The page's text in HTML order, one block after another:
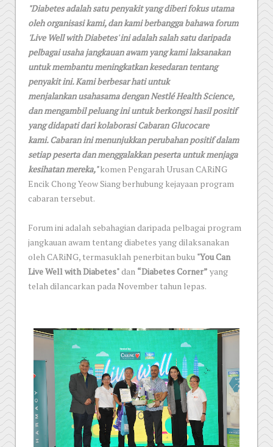
"Diabetes adalah satu penyakit yang diberi fokus utama
oleh organisasi kami, dankami berbangga bahawa forum
'Live Well with Diabetes' ini adalah salah satu daripada
pelbagai usaha jangkauan awam yang kami laksanakan
untuk membantumeningkatkan kesedaran tentang
penyakit ini. Kami berbesar hati untuk
menjalankanusahasama dengan Nestlé Health Science,
dan mengambil peluang ini untukberkongsi hasil positif
yang didapati dari kolaborasi Cabaran Glucocare
kami.Cabaran ini menunjukkan perubahan positif dalam
setiap peserta dan menggalakkan peserta untuk menjaga
kesihatan mereka,"komen Pengarah Urusan CARiNG
Encik Chong Yeow Siang berhubung kejayaan program
cabaran tersebut.
Forum ini adalah sebahagian daripada pelbagai program
jangkauan awam tentang diabetes yang dilaksanakan
oleh CARiNG, termasuklah penerbitan buku "You Can
Live Well with Diabetes"dan “Diabetes Corner” yang
telah dilancarkan pada November tahun lepas.